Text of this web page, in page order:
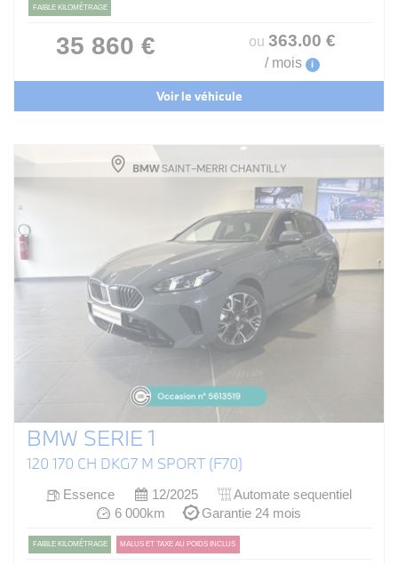
FAIBLE KILOMÉTRAGE
35 860 € ou 363.00 €
/ mois i
Voir le véhicule
BMW SERIE 1
120 170 CH DKG7 M SPORT (F70)
Essence 12/2025
Automate sequentiel
6 000km
Garantie 24 mois
FAIBLE KILOMÉTRAGE MALUS ET TAXE AU POIDS INCLUS